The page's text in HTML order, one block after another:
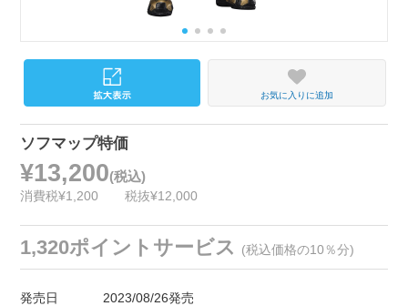
お気に入りに追加
ソフマップ特価
¥13,200(税込)
消費税¥1,200 税抜¥12,000
1,320ポイントサービス (税込価格の10％分)
発売日 2023/08/26発売